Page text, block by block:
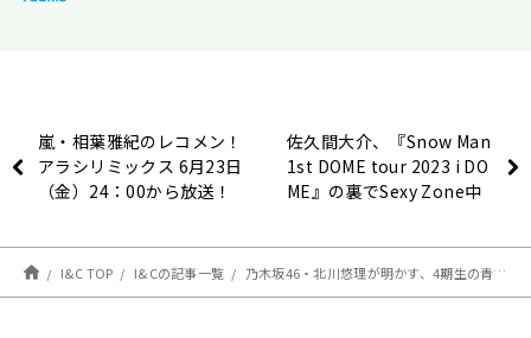
嵐・相葉雅紀のレコメン！
アラシリミックス 6月23日
（金）24：00から放送！
佐久間大介、『Snow Man
1st DOME tour 2023 i DO
ME』の裏でSexy Zone中
う「ケンティー！マジ最高
だな！」
I&C TOP I&Cの記事一覧 乃木坂46・北川悠理が明かす、4期生の青春とは？